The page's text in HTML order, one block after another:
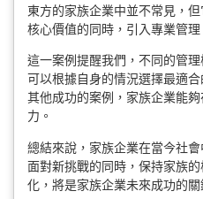
東方的家族企業中並不常見，
核心價值的同時，引入專業管理
這一案例提醒我們，不同的管
可以根據自身的情況選擇最適
其他成功的案例，家族企業能
力。
總結來說，家族企業在當今社
面對新挑戰的同時，保持家族
化，將是家族企業未來成功的關